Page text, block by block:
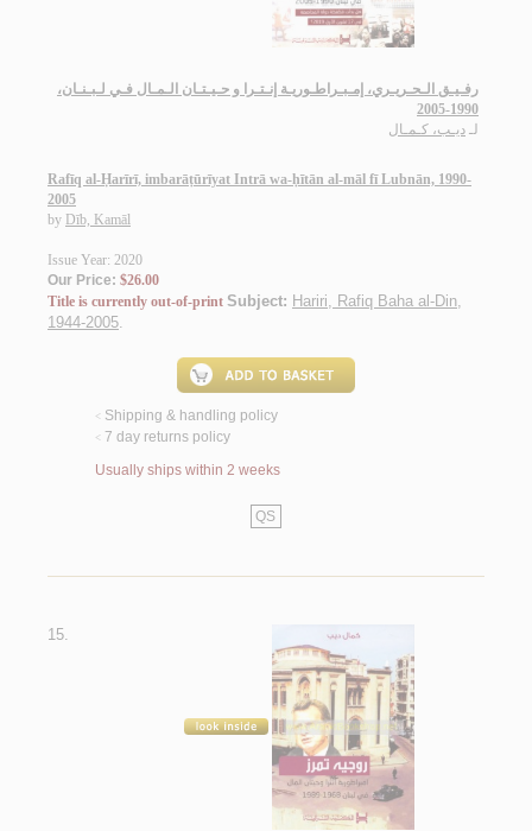
رفـيـق الـحـريـري، إمـبـراطـوريـة إنـتـرا و حـيـتـان الـمـال فـي لـبـنـان،
1990-2005
لـ ديـب، كـمـال
Rafīq al-Ḥarīrī, imbarāṭūrīyat Intrā wa-ḥītān al-māl fī Lubnān, 1990-
2005
by Dīb, Kamāl
Issue Year: 2020
Our Price: $26.00
Title is currently out-of-print Subject: Hariri, Rafiq Baha al-Din,
1944-2005.
< Shipping & handling policy
< 7 day returns policy
Usually ships within 2 weeks
QS
15.